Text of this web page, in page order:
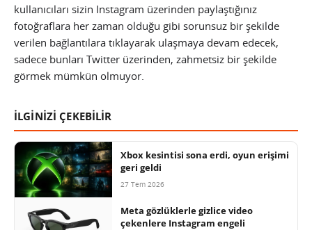
kullanıcıları sizin Instagram üzerinden paylaştığınız
fotoğraflara her zaman olduğu gibi sorunsuz bir şekilde
verilen bağlantılara tıklayarak ulaşmaya devam edecek,
sadece bunları Twitter üzerinden, zahmetsiz bir şekilde
görmek mümkün olmuyor.
İLGİNİZİ ÇEKEBİLİR
Xbox kesintisi sona erdi, oyun erişimi
geri geldi
27 Tem 2026
Meta gözlüklerle gizlice video
çekenlere Instagram engeli